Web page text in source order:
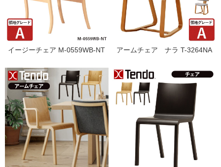
イージーチェア M-0559WB-NT アームチェア ナラ T-3264NA